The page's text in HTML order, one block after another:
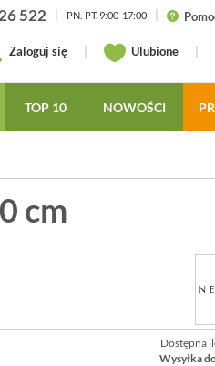
522 PN.-PT. 9:00-17:00
Zaloguj się Ulubione
TOP 10 NOWOŚCI
cm
Dostępna
Wysyłka